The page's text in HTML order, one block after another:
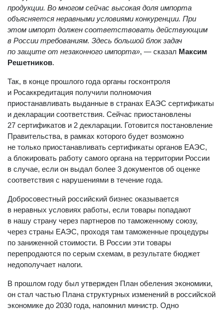
конкурентные условия: и для импортной, и для нашей
продукции. Во многом сейчас высокая доля импорта
объясняется неравными условиями конкуренции. При
этом импорт должен соответствовать действующим
в России требованиям. Здесь большой блок задач
по защите от незаконного импорта»
Так, в конце прошлого года органы госконтроля
и Росаккредитация получили полномочия
приостанавливать выданные в странах ЕАЭС сертификаты
и декларации соответствия. Сейчас приостановлены
27 сертификатов и 2 декларации. Готовится постановление
Правительства, в рамках которого будет возможно
не только приостанавливать сертификаты органов ЕАЭС,
а блокировать работу самого органа на территории России
в случае, если он выдал более 3 документов об оценке
Добросовестный российский бизнес оказывается
в неравных условиях работы, если товары попадают
в нашу страну через партнеров по таможенному союзу,
через страны ЕАЭС, проходя там таможенные процедуры
по заниженной стоимости. В России эти товары
перепродаются по серым схемам, в результате бюджет
В прошлом году был утвержден План обеления экономики,
он стал частью Плана структурных изменений в российской